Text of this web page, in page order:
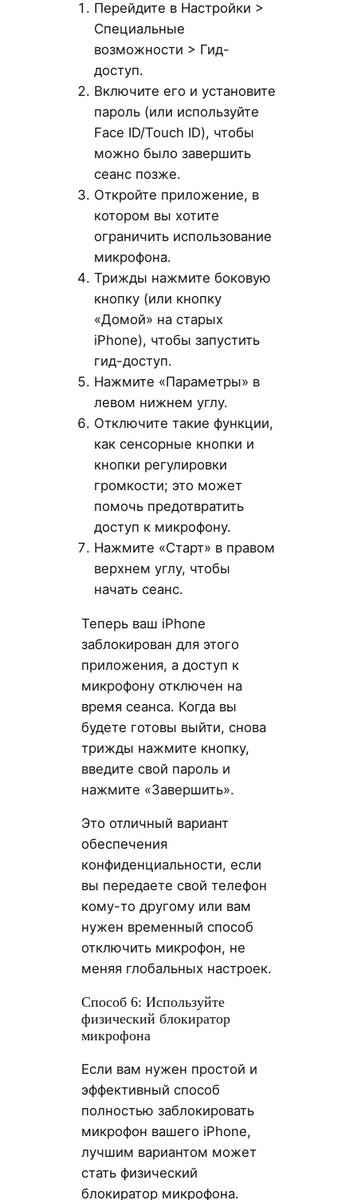
Перейдите в Настройки >
Специальные
возможности > Гид-
доступ.
Включите его и установите
пароль (или используйте
Face ID/Touch ID), чтобы
можно было завершить
сеанс позже.
Откройте приложение, в
котором вы хотите
ограничить использование
микрофона.
Трижды нажмите боковую
кнопку (или кнопку
«Домой» на старых
iPhone), чтобы запустить
гид-доступ.
Нажмите «Параметры» в
левом нижнем углу.
Отключите такие функции,
как сенсорные кнопки и
кнопки регулировки
громкости; это может
помочь предотвратить
доступ к микрофону.
Нажмите «Старт» в правом
верхнем углу, чтобы
начать сеанс.
Теперь ваш iPhone
заблокирован для этого
приложения, а доступ к
микрофону отключен на
время сеанса. Когда вы
будете готовы выйти, снова
трижды нажмите кнопку,
введите свой пароль и
нажмите «Завершить».
Это отличный вариант
обеспечения
конфиденциальности, если
вы передаете свой телефон
кому-то другому или вам
нужен временный способ
отключить микрофон, не
меняя глобальных настроек.
Способ 6: Используйте
физический блокиратор
микрофона
Если вам нужен простой и
эффективный способ
полностью заблокировать
микрофон вашего iPhone,
лучшим вариантом может
стать физический
блокиратор микрофона.